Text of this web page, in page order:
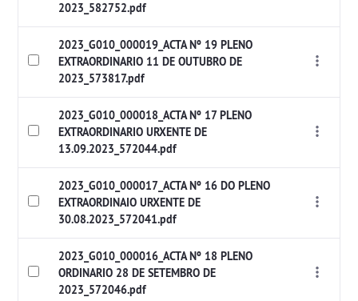
2023_582752.pdf
2023_G010_000019_ACTA Nº 19 PLENO
EXTRAORDINARIO 11 DE OUTUBRO DE
2023_573817.pdf
2023_G010_000018_ACTA Nº 17 PLENO
EXTRAORDINARIO URXENTE DE
13.09.2023_572044.pdf
2023_G010_000017_ACTA Nº 16 DO PLENO
EXTRAORDINAIO URXENTE DE
30.08.2023_572041.pdf
2023_G010_000016_ACTA Nº 18 PLENO
ORDINARIO 28 DE SETEMBRO DE
2023_572046.pdf